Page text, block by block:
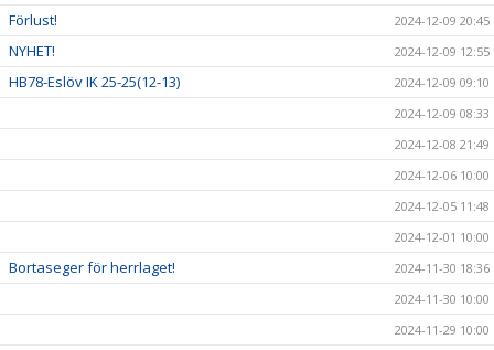
Förlust! 2024-12-09 20:45
NYHET! 2024-12-09 12:55
HB78-Eslöv IK 25-25(12-13)
2024-12-09 09:10
2024-12-09 08:33
2024-12-08 21:49
2024-12-06 10:00
2024-12-05 11:48
2024-12-01 10:00
Bortaseger för herrlaget!
2024-11-30 18:36
2024-11-30 10:00
2024-11-29 10:00